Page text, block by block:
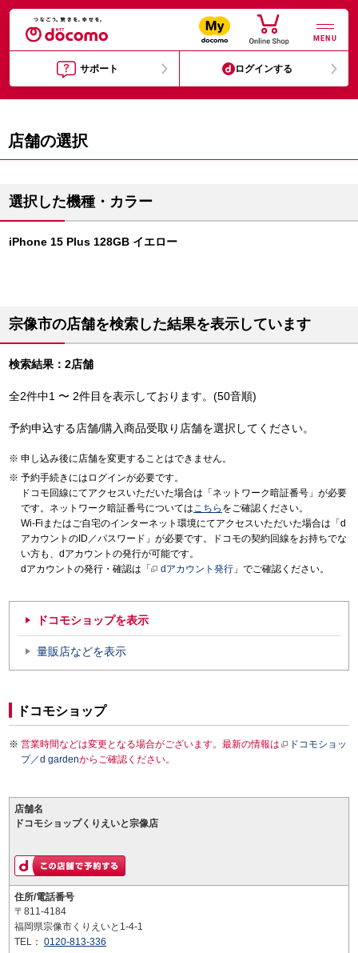
MENU
サポート ログインする
店舗の選択
選択した機種・カラー
iPhone 15 Plus 128GB イエロー
宗像市の店舗を検索した結果を表示しています
検索結果：2店舗
全2件中1 〜 2件目を表示しております。(50音順)
予約申込する店舗/購入商品受取り店舗を選択してください。
申し込み後に店舗を変更することはできません。
予約手続きにはログインが必要です。
ドコモ回線にてアクセスいただいた場合は「ネットワーク暗証番号」が必要
です。ネットワーク暗証番号についてはこちら をご確認ください。
Wi-Fiまたはご自宅のインターネット環境にてアクセスいただいた場合は「d
アカウントのID／パスワード」が必要です。ドコモの契約回線をお持ちでな
い方も、dアカウントの発行が可能です。
dアカウントの発行・確認は「
dアカウント発行 」でご確認ください。
ドコモショップを表示
量販店などを表示
ドコモショップ
営業時間などは変更となる場合がございます。最新の情報は
ドコモショッ
プ／d gardenからご確認ください。
店舗名
ドコモショップくりえいと宗像店
住所/電話番号
〒811-4184
福岡県宗像市くりえいと1-4-1
TEL： 0120-813-336